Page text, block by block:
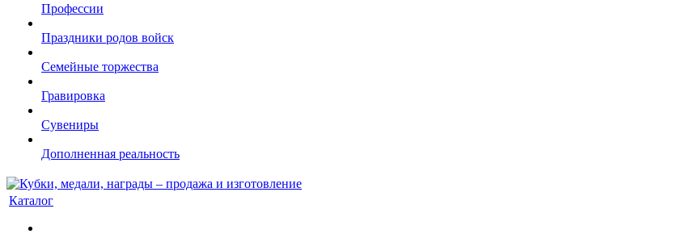
Профессии
Праздники родов войск
Семейные торжества
Гравировка
Сувениры
Дополненная реальность
Каталог